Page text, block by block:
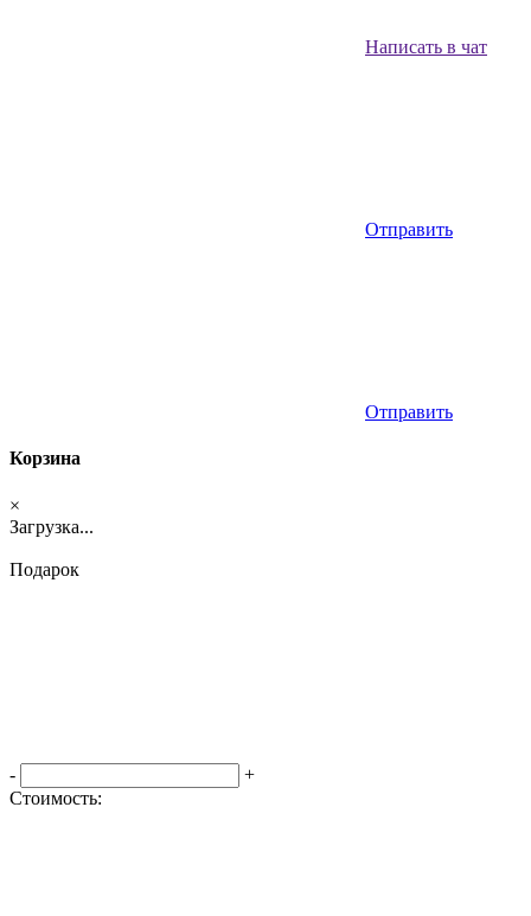
Написать в чат
Отправить
Отправить
Корзина
×
Загрузка...
Подарок
-
+
Стоимость: